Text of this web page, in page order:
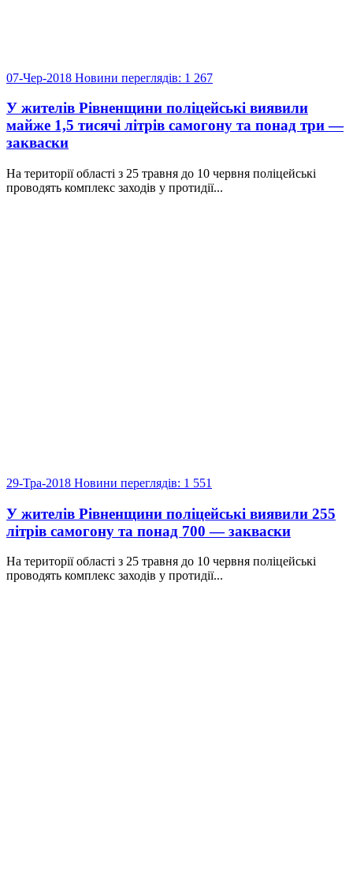
07-Чер-2018 Новини переглядів: 1 267
У жителів Рівненщини поліцейські виявили
майже 1,5 тисячі літрів самогону та понад три —
закваски
На території області з 25 травня до 10 червня поліцейські
проводять комплекс заходів у протидії...
29-Тра-2018 Новини переглядів: 1 551
У жителів Рівненщини поліцейські виявили 255
літрів самогону та понад 700 — закваски
На території області з 25 травня до 10 червня поліцейські
проводять комплекс заходів у протидії...